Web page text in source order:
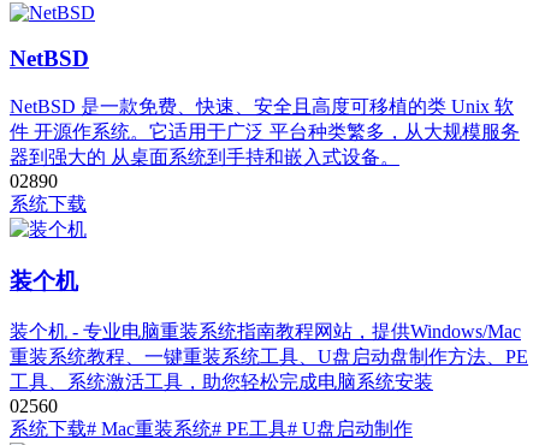
NetBSD
NetBSD 是一款免费、快速、安全且高度可移植的类 Unix 软
件 开源作系统。它适用于广泛 平台种类繁多，从大规模服务
器到强大的 从桌面系统到手持和嵌入式设备。
02890
系统下载
装个机
装个机 - 专业电脑重装系统指南教程网站，提供Windows/Mac
重装系统教程、一键重装系统工具、U盘启动盘制作方法、PE
工具、系统激活工具，助您轻松完成电脑系统安装
02560
系统下载# Mac重装系统# PE工具# U盘启动制作